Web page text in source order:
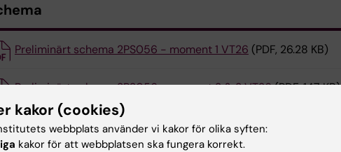
Preliminärt schema 2PS056 - moment 1 VT26 (PDF, 26.28 KB)
Preliminärt schema 2PS056 - moment 2 & 3 VT26(PDF, 147 KB)
Preliminärt schema 2PS056 - moment 4 VT26(PDF, 27.86 KB)
kakor (cookies)
webbplats använder vi kakor för olika syften:
kakor för att webbplatsen ska fungera korrekt.